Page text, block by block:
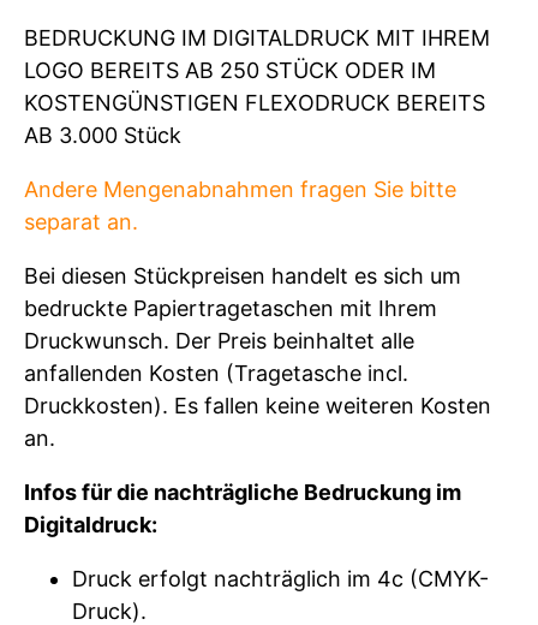
BEDRUCKUNG IM DIGITALDRUCK MIT IHREM
LOGO BEREITS AB 250 STÜCK ODER IM
KOSTENGÜNSTIGEN FLEXODRUCK BEREITS
AB 3.000 Stück
Andere Mengenabnahmen fragen Sie bitte
separat an.
Bei diesen Stückpreisen handelt es sich um
bedruckte Papiertragetaschen mit Ihrem
Druckwunsch. Der Preis beinhaltet alle
anfallenden Kosten (Tragetasche incl.
Druckkosten). Es fallen keine weiteren Kosten
an.
Infos für die nachträgliche Bedruckung im
Digitaldruck:
Druck erfolgt nachträglich im 4c (CMYK-
Druck).